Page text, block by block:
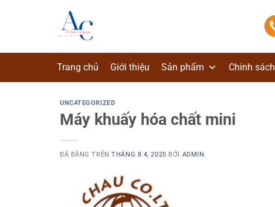
dung
Trang chủ Giới thiệu Sản phẩm Chính sách
UNCATEGORIZED
Máy khuấy hóa chất mini
ĐÃ ĐĂNG TRÊNTHÁNG 8 4, 2025 BỞI ADMIN